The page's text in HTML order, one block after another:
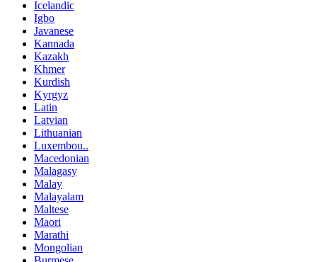
Icelandic
Igbo
Javanese
Kannada
Kazakh
Khmer
Kurdish
Kyrgyz
Latin
Latvian
Lithuanian
Luxembou..
Macedonian
Malagasy
Malay
Malayalam
Maltese
Maori
Marathi
Mongolian